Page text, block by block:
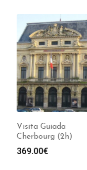
Visita Guiada
Cherbourg (2h)
369.00€